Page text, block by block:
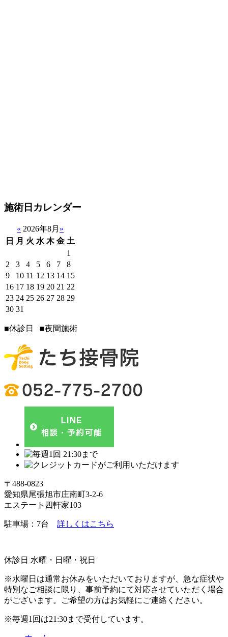
施術日カレンダー
« 2026年8月 »
日
月 火 水 木 金 土
1
2
3 4 5 6 7
8
9
10 11 12 13 14 15
16 17 18 19 20 21 22
23 24 25 26 27 28 29
30 31
■休診日 ■夜間施術
〒488-0823
愛知県尾張旭市庄南町3-2-6
エステート四軒家103
駐車場：7台 詳しくはこちら
休診日 水曜・日曜・祝日
※水曜日は通常お休みをいただいておりますが、急な症状や
特別なご相談に限り、事前予約にて対応させていただく場合
がございます。ご希望の方はお気軽にご連絡ください。
※毎週1回は21:30まで受付しています。